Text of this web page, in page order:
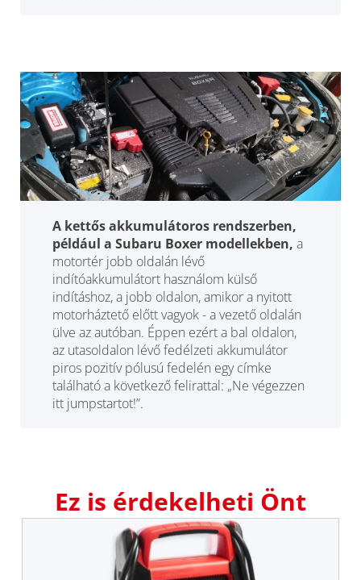
A kettős akkumulátoros rendszerben,
például a Subaru Boxer modellekben, a
motortér jobb oldalán lévő
indítóakkumulátort használom külső
indításhoz, a jobb oldalon, amikor a nyitott
motorháztető előtt vagyok - a vezető oldalán
ülve az autóban. Éppen ezért a bal oldalon,
az utasoldalon lévő fedélzeti akkumulátor
piros pozitív pólusú fedelén egy címke
található a következő felirattal: „Ne végezzen
itt jumpstartot!”.
Ez is érdekelheti Önt